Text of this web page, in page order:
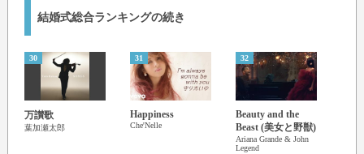
（これからもずっとずっと）
（あなたにときめいてる）
and i swear forever
（永遠に誓って）
even if the sun goes out
（日が暮れても）
結婚式総合ランキングの続き
30
万讃歌
葉加瀬太郎
31
Happiness
Che'Nelle
32
Beauty and the
Beast (美女と野獣)
Ariana Grande & John
Legend